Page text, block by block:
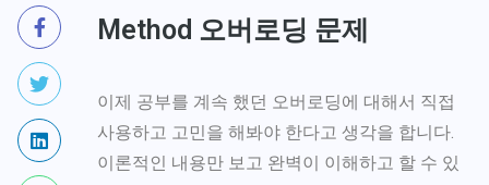
Method 오버로딩 문제
이제 공부를 계속 했던 오버로딩에 대해서 직접
사용하고 고민을 해봐야 한다고 생각을 합니다.
이론적인 내용만 보고 완벽이 이해하고 할 수 있